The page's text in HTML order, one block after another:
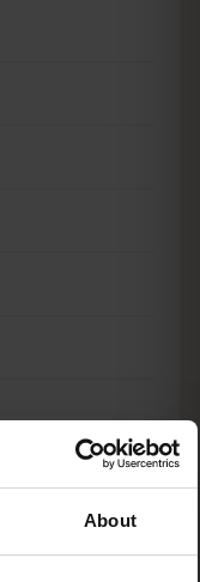
About